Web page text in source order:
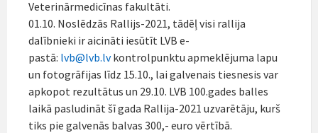
Veterinārmedicīnas fakultāti.
01.10. Noslēdzās Rallijs-2021, tādēļ visi rallija
dalībnieki ir aicināti iesūtīt LVB e-
pastā: lvb@lvb.lvkontrolpunktu apmeklējuma lapu
un fotogrāfijas līdz 15.10., lai galvenais tiesnesis var
apkopot rezultātus un 29.10. LVB 100.gades balles
laikā pasludināt šī gada Rallija-2021 uzvarētāju, kurš
tiks pie galvenās balvas 300,- euro vērtībā.